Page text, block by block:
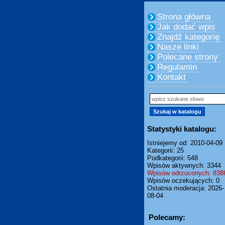
Strona główna
Jak dodać wpis
Znajdź kategorię
Nasze linki
Polecane strony
Regulamin
Kontakt
Statystyki katalogu:
Istniejemy od: 2010-04-09
Kategorii: 25
Podkategorii: 548
Wpisów aktywnych: 3344
Wpisów odrzuconych:
Wpisów oczekujących: 0
Ostatnia moderacja: 2026-
08-04
Polecamy: